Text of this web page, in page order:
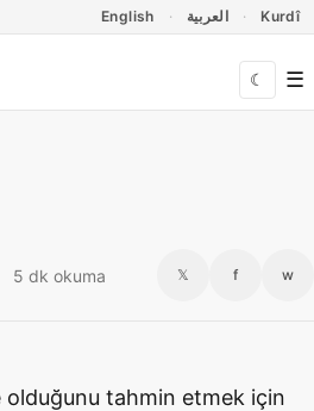
English العربية Kurdî
☾ ☰
5 dk okuma 𝕏 f w
olduğunu tahmin etmek için